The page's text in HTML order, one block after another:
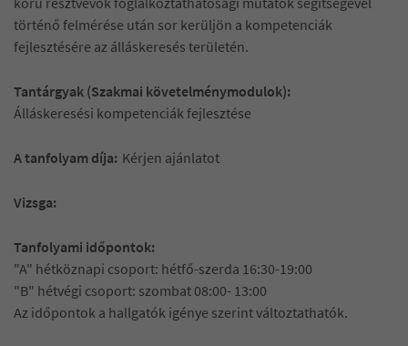
történő felmérése után sor kerüljön a kompetenciák
fejlesztésére az álláskeresés területén.
Tantárgyak (Szakmai követelménymodulok):
Álláskeresési kompetenciák fejlesztése
A tanfolyam díja: Kérjen ajánlatot
Vizsga:
Tanfolyami időpontok:
"A" hétköznapi csoport: hétfő-szerda 16:30-19:00
"B" hétvégi csoport: szombat 08:00- 13:00
Az időpontok a hallgatók igénye szerint változtathatók.